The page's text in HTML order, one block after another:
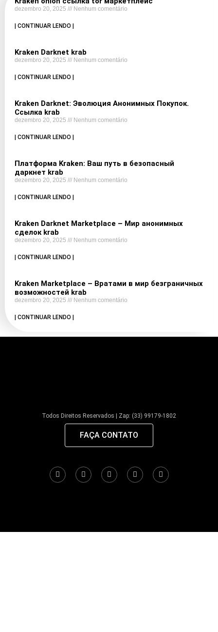
dezembro 20, 2025 Nenhum comentário
| CONTINUAR LENDO |
Kraken Darknet krab
dezembro 20, 2025 Nenhum comentário
| CONTINUAR LENDO |
Kraken Darknet: Эволюция Анонимных Покупок.
Ссылка krab
dezembro 20, 2025 Nenhum comentário
| CONTINUAR LENDO |
Платформа Kraken: Ваш путь в безопасный
даркнет krab
dezembro 20, 2025 Nenhum comentário
| CONTINUAR LENDO |
Kraken Darknet Marketplace – Мир анонимных
сделок krab
dezembro 20, 2025 Nenhum comentário
| CONTINUAR LENDO |
Kraken Marketplace – Вратами в мир безграничных
возможностей krab
dezembro 20, 2025 Nenhum comentário
| CONTINUAR LENDO |
Todos Direitos Reservados | Zap: (33) 99179-1802
FAÇA CONTATO